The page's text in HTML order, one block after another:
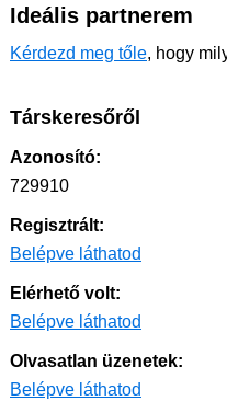
Ideális partnerem
Kérdezd meg tőle, hogy
Társkeresőről
Azonosító:
729910
Regisztrált:
Belépve láthatod
Elérhető volt:
Belépve láthatod
Olvasatlan üzenetek:
Belépve láthatod